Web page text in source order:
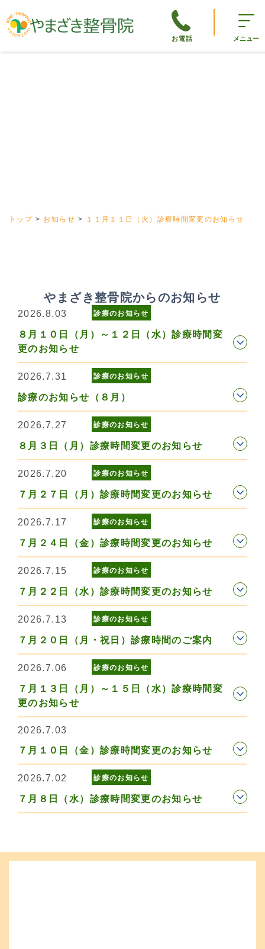
お電話 メニュー
トップ お知らせ １１月１１日（火）診療時間変更のお知らせ
やまざき整骨院からのお知らせ
2026.8.03 診療のお知らせ
８月１０日（月）～１２日（水）診療時間変
更のお知らせ
2026.7.31 診療のお知らせ
診療のお知らせ（８月）
2026.7.27 診療のお知らせ
８月３日（月）診療時間変更のお知らせ
2026.7.20 診療のお知らせ
７月２７日（月）診療時間変更のお知らせ
2026.7.17 診療のお知らせ
７月２４日（金）診療時間変更のお知らせ
2026.7.15 診療のお知らせ
７月２２日（水）診療時間変更のお知らせ
2026.7.13 診療のお知らせ
７月２０日（月・祝日）診療時間のご案内
2026.7.06 診療のお知らせ
７月１３日（月）～１５日（水）診療時間変
更のお知らせ
2026.7.03
７月１０日（金）診療時間変更のお知らせ
2026.7.02 診療のお知らせ
７月８日（水）診療時間変更のお知らせ